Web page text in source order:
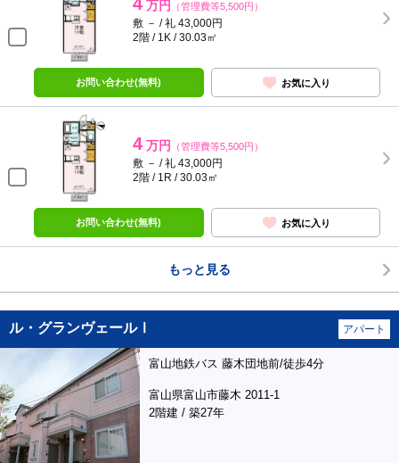
万円 （管理費等5,500円）
敷 － / 礼 43,000円
2階 / 1K / 30.03㎡
お問い合わせ(無料) お気に入り
4 万円 （管理費等5,500円）
敷 － / 礼 43,000円
2階 / 1R / 30.03㎡
お問い合わせ(無料) お気に入り
もっと見る
ル・グランヴェールⅠ アパート
富山地鉄バス 藤木団地前/徒歩4分
富山県富山市藤木 2011-1
2階建 / 築27年